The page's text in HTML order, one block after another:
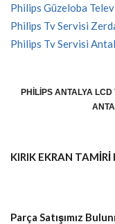
Philips Güzeloba
Philips Tv Servisi
Philips Tv Servisi
PHILIPS ANTALYA LCD
KIRIK EKRAN
Parça Satışımız